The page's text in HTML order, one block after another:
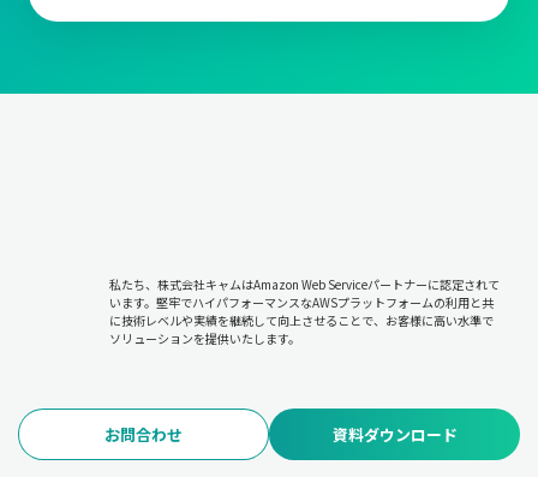
私たち、株式会社キャムはAmazon Web Serviceパートナーに認定されて
います。堅牢でハイパフォーマンスなAWSプラットフォームの利用と共
に技術レベルや実績を継続して向上させることで、お客様に高い水準で
ソリューションを提供いたします。
お問合わせ 資料ダウンロード